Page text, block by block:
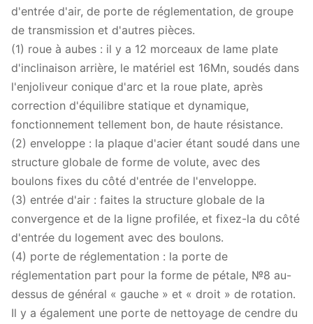
d'entrée d'air, de porte de réglementation, de groupe
de transmission et d'autres pièces.
(1) roue à aubes : il y a 12 morceaux de lame plate
d'inclinaison arrière, le matériel est 16Mn, soudés dans
l'enjoliveur conique d'arc et la roue plate, après
correction d'équilibre statique et dynamique,
fonctionnement tellement bon, de haute résistance.
(2) enveloppe : la plaque d'acier étant soudé dans une
structure globale de forme de volute, avec des
boulons fixes du côté d'entrée de l'enveloppe.
(3) entrée d'air : faites la structure globale de la
convergence et de la ligne profilée, et fixez-la du côté
d'entrée du logement avec des boulons.
(4) porte de réglementation : la porte de
réglementation part pour la forme de pétale, №8 au-
dessus de général « gauche » et « droit » de rotation.
Il y a également une porte de nettoyage de cendre du